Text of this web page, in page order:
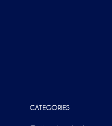
CATEGORIES